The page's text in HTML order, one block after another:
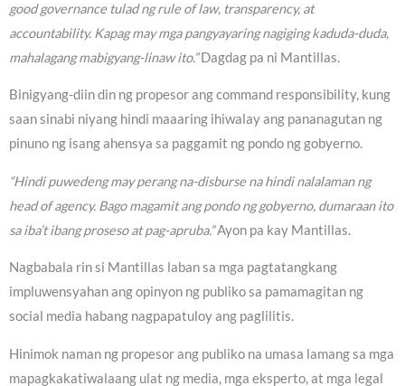
good governance tulad ng rule of law, transparency, at
accountability. Kapag may mga pangyayaring nagiging kaduda-duda,
mahalagang mabigyang-linaw ito.”Dagdag pa ni Mantillas.
Binigyang-diin din ng propesor ang command responsibility, kung
saan sinabi niyang hindi maaaring ihiwalay ang pananagutan ng
pinuno ng isang ahensya sa paggamit ng pondo ng gobyerno.
“Hindi puwedeng may perang na-disburse na hindi nalalaman ng
head of agency. Bago magamit ang pondo ng gobyerno, dumaraan ito
sa iba’t ibang proseso at pag-apruba.”Ayon pa kay Mantillas.
Nagbabala rin si Mantillas laban sa mga pagtatangkang
impluwensyahan ang opinyon ng publiko sa pamamagitan ng
social media habang nagpapatuloy ang paglilitis.
Hinimok naman ng propesor ang publiko na umasa lamang sa mga
mapagkakatiwalaang ulat ng media, mga eksperto, at mga legal